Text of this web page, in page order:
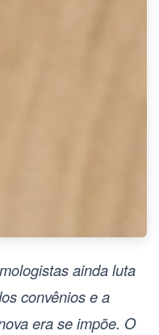
ainda luta
convênios e a
era se impõe. O